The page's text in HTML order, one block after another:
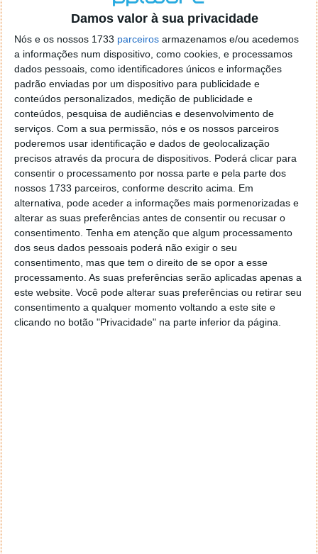
Damos valor à sua privacidade
Nós e os nossos 1733 parceiros armazenamos e/ou acedemos
a informações num dispositivo, como cookies, e processamos
dados pessoais, como identificadores únicos e informações
padrão enviadas por um dispositivo para publicidade e
conteúdos personalizados, medição de publicidade e
conteúdos, pesquisa de audiências e desenvolvimento de
serviços. Com a sua permissão, nós e os nossos parceiros
poderemos usar identificação e dados de geolocalização
precisos através da procura de dispositivos. Poderá clicar para
consentir o processamento por nossa parte e pela parte dos
nossos 1733 parceiros, conforme descrito acima. Em
alternativa, pode aceder a informações mais pormenorizadas e
alterar as suas preferências antes de consentir ou recusar o
consentimento. Tenha em atenção que algum processamento
dos seus dados pessoais poderá não exigir o seu
consentimento, mas que tem o direito de se opor a esse
processamento. As suas preferências serão aplicadas apenas a
este website. Você pode alterar suas preferências ou retirar seu
consentimento a qualquer momento voltando a este site e
clicando no botão "Privacidade" na parte inferior da página.
Yahoo(1%)
iol(0%)
Live(0%)
Aol(0%)
Total Votos:7.164
Caso queiram ver algum tema votado nas nossas
sondagens, deixem um comentário com o mesmo ou
enviem para marisa.pinto@pplware.com.